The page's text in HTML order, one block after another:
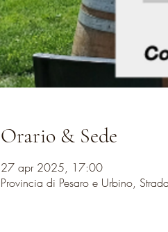
Orario & Sede
27 apr 2025, 17:00
Provincia di Pesaro e Urbino,